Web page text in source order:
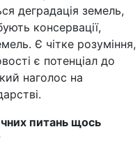
деградація земель,
консервації,
Є чітке розуміння,
є потенціал до
наголос на
питань щось